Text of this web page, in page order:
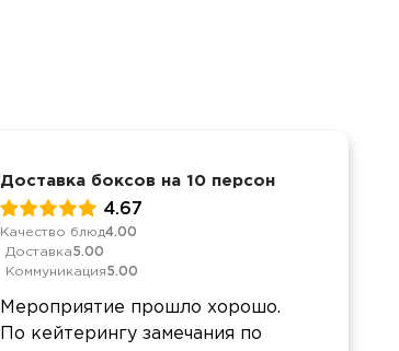
Доставка боксов на 10 персон
4.67
Качество блюд4.00
Доставка5.00
Коммуникация5.00
Мероприятие прошло хорошо.
По кейтерингу замечания по